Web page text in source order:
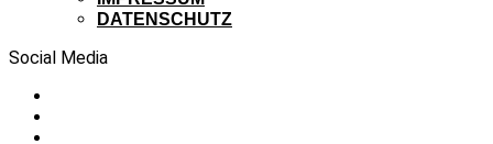
DATENSCHUTZ
Social Media